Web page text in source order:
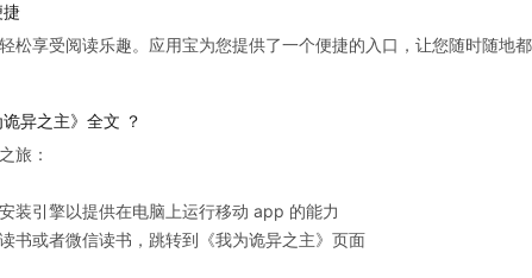
捷
松享受阅读乐趣。应用宝为您提供了一个便捷的入口，让您随时随地
异之主》全文 ？
旅：
装引擎以提供在电脑上运行移动 app 的能力
书或者微信读书，跳转到《我为诡异之主》页面